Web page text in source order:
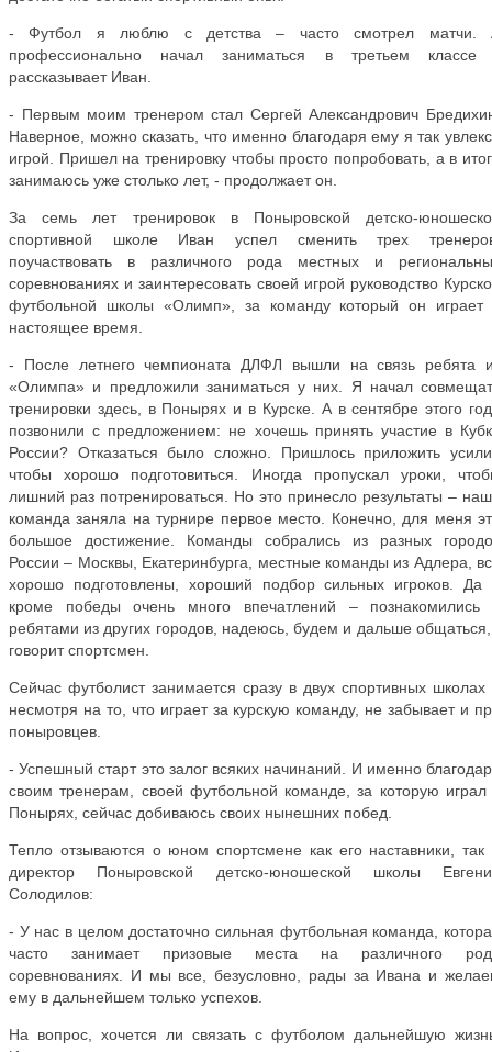
- Футбол я люблю с детства – часто смотрел матчи.
профессионально начал заниматься в третьем
рассказывает Иван.
- Первым моим тренером стал Сергей Александрович
Наверное, можно сказать, что именно благодаря ему я так
игрой. Пришел на тренировку чтобы просто попробовать, а в
занимаюсь уже столько лет, - продолжает он.
За семь лет тренировок в Поныровской детско-
спортивной школе Иван успел сменить трех
поучаствовать в различного рода местных и
соревнованиях и заинтересовать своей игрой руководство
футбольной школы «Олимп», за команду который он играет
настоящее время.
- После летнего чемпионата ДЛФЛ вышли на связь ребята
«Олимпа» и предложили заниматься у них. Я начал
тренировки здесь, в Понырях и в Курске. А в сентябре этого
позвонили с предложением: не хочешь принять участие в
России? Отказаться было сложно. Пришлось приложить
чтобы хорошо подготовиться. Иногда пропускал уроки,
лишний раз потренироваться. Но это принесло результаты –
команда заняла на турнире первое место. Конечно, для меня
большое достижение. Команды собрались из разных
России – Москвы, Екатеринбурга, местные команды из Адлера,
хорошо подготовлены, хороший подбор сильных игроков. Да
кроме победы очень много впечатлений – познакомились
ребятами из других городов, надеюсь, будем и дальше
говорит спортсмен.
Сейчас футболист занимается сразу в двух спортивных школах
несмотря на то, что играет за курскую команду, не забывает и
поныровцев.
- Успешный старт это залог всяких начинаний. И именно
своим тренерам, своей футбольной команде, за которую играл
Понырях, сейчас добиваюсь своих нынешних побед.
Тепло отзываются о юном спортсмене как его наставники, так
директор Поныровской детско-юношеской школы
Солодилов:
- У нас в целом достаточно сильная футбольная команда,
часто занимает призовые места на различного
соревнованиях. И мы все, безусловно, рады за Ивана и
ему в дальнейшем только успехов.
На вопрос, хочется ли связать с футболом дальнейшую